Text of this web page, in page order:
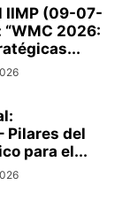
IIMP (09-07-
2026:
Pilares del
para el...